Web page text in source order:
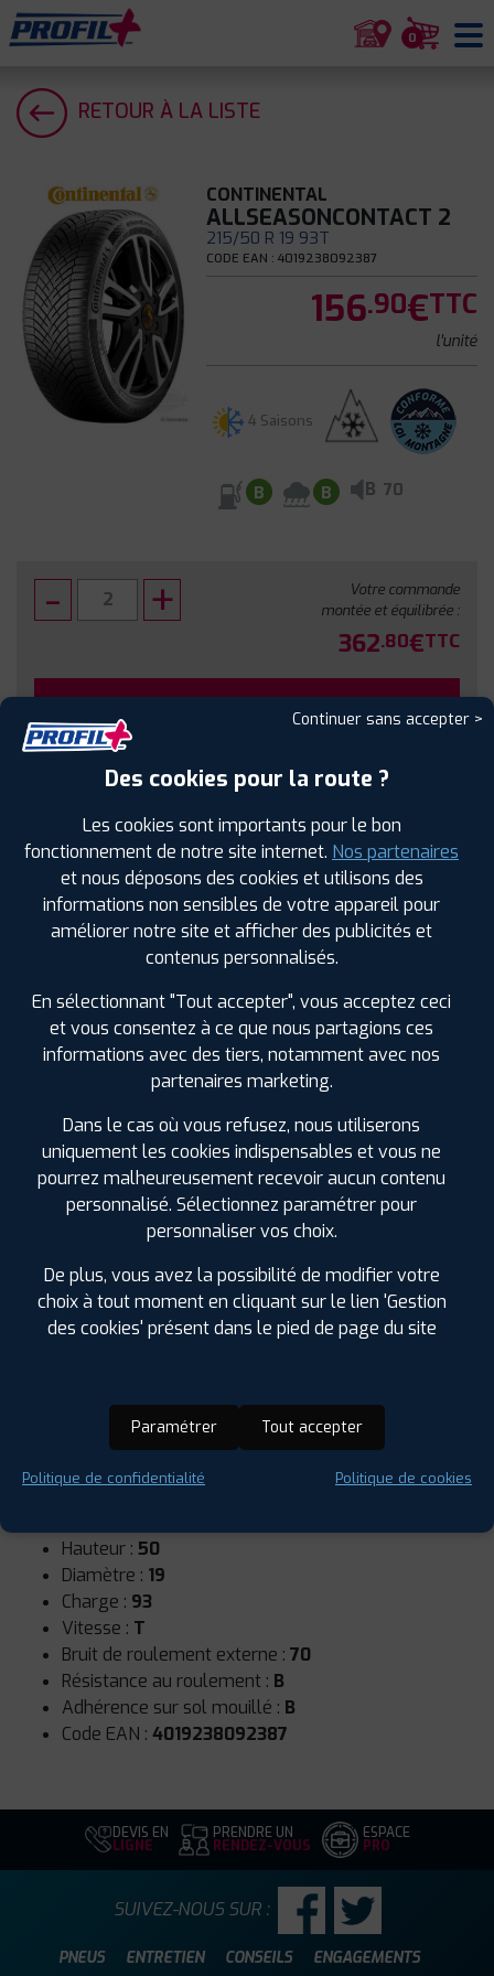
0
RETOUR À LA LISTE
CONTINENTAL
ALLSEASONCONTACT 2
215/50 R 19 93T
CODE EAN : 4019238092387
156.90€TTC
l'unité
4 Saisons
B B B 70
Votre commande
montée et équilibrée :
362.80€TTC
Sous réserve de disponibilité en agence
SPÉCIFICATIONS AVIS CLIENTS ÉTIQUETAGE
Saison :
4 Saisons
Hauteur : 50
Diamètre : 19
Charge : 93
Vitesse : T
Bruit de roulement externe : 70
Résistance au roulement : B
Adhérence sur sol mouillé : B
Code EAN : 4019238092387
DEVIS EN
LIGNE
PRENDRE UN
RENDEZ-VOUS
ESPACE
PRO
PNEUS ENTRETIEN CONSEILS ENGAGEMENTS
SUIVEZ-NOUS SUR :
Continuer sans accepter >
Des cookies pour la route ?
Les cookies sont importants pour le bon
fonctionnement de notre site internet. Nos partenaires
et nous déposons des cookies et utilisons des
informations non sensibles de votre appareil pour
améliorer notre site et afficher des publicités et
contenus personnalisés.
En sélectionnant "Tout accepter", vous acceptez ceci
et vous consentez à ce que nous partagions ces
informations avec des tiers, notamment avec nos
partenaires marketing.
Dans le cas où vous refusez, nous utiliserons
uniquement les cookies indispensables et vous ne
pourrez malheureusement recevoir aucun contenu
personnalisé. Sélectionnez paramétrer pour
personnaliser vos choix.
De plus, vous avez la possibilité de modifier votre
choix à tout moment en cliquant sur le lien 'Gestion
des cookies' présent dans le pied de page du site
Paramétrer Tout accepter
Politique de confidentialité Politique de cookies